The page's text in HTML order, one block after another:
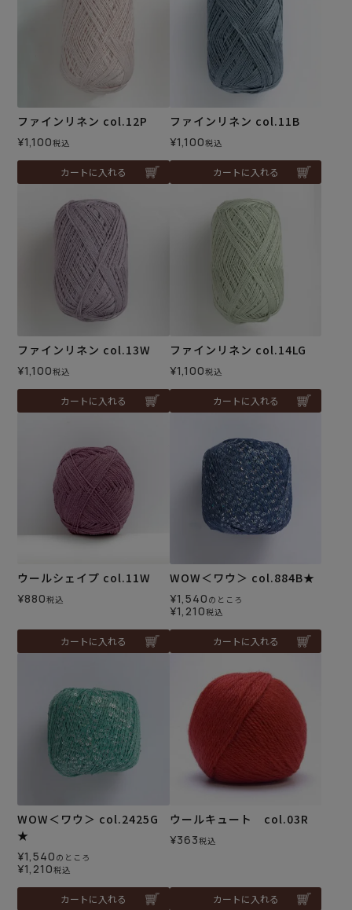
ファインリネン col.12P
¥1,100税込
カートに入れる
ファインリネン col.11B
¥1,100税込
カートに入れる
ファインリネン col.13W
¥1,100税込
カートに入れる
ファインリネン col.14LG
¥1,100税込
カートに入れる
ウールシェイプ col.11W
¥880税込
カートに入れる
WOW＜ワウ＞ col.884B★
¥1,540 のところ
¥1,210税込
カートに入れる
WOW＜ワウ＞ col.2425G
★
¥1,540 のところ
¥1,210税込
カートに入れる
ウールキュート col.03R
¥363税込
カートに入れる